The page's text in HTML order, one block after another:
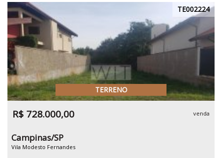
TE002224
TERRENO
R$ 728.000,00 venda
Campinas/SP
Vila Modesto Fernandes